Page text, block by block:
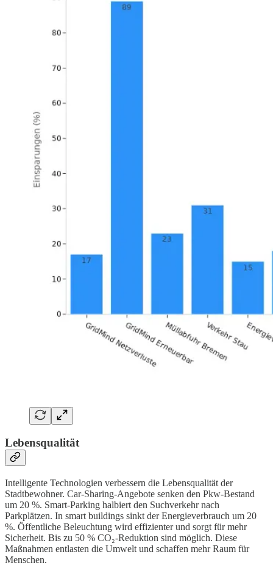
Lebensqualität
Intelligente Technologien verbessern die Lebensqualität der
Stadtbewohner. Car-Sharing-Angebote senken den Pkw-Bestand
um 20 %. Smart-Parking halbiert den Suchverkehr nach
Parkplätzen. In smart buildings sinkt der Energieverbrauch um 20
%. Öffentliche Beleuchtung wird effizienter und sorgt für mehr
Sicherheit. Bis zu 50 % CO₂-Reduktion sind möglich. Diese
Maßnahmen entlasten die Umwelt und schaffen mehr Raum für
Menschen.